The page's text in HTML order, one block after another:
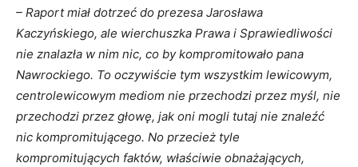
– Raport miał dotrzeć do prezesa Jarosława
Kaczyńskiego, ale wierchuszka Prawa i Sprawiedliwości
nie znalazła w nim nic, co by kompromitowało pana
Nawrockiego. To oczywiście tym wszystkim lewicowym,
centrolewicowym mediom nie przechodzi przez myśl, nie
przechodzi przez głowę, jak oni mogli tutaj nie znaleźć
nic kompromitującego. No przecież tyle
kompromitujących faktów, właściwie obnażających,